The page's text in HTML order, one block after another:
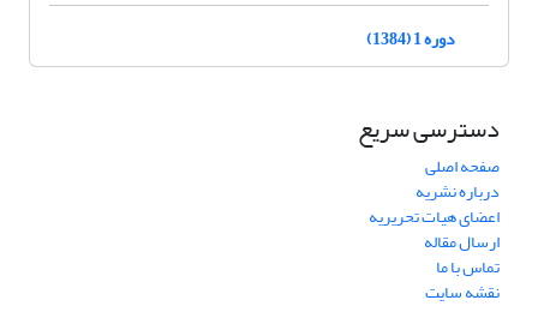
دوره 1 (1384)
دسترسی سریع
صفحه اصلی
درباره نشریه
اعضای هیات تحریریه
ارسال مقاله
تماس با ما
نقشه سایت